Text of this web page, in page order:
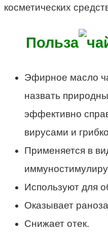
косметических
Польза
Эфирное масло
назвать
эффективно
вирусами и
Применяется в
Используют для
Оказывает
Снижает отек.